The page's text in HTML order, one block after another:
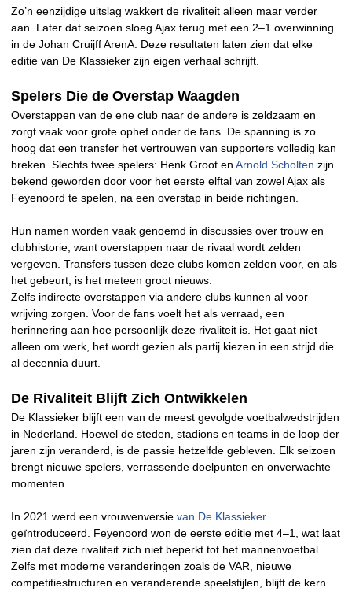
Zo’n eenzijdige uitslag wakkert de rivaliteit alleen maar verder
aan. Later dat seizoen sloeg Ajax terug met een 2–1 overwinning
in de Johan Cruijff ArenA. Deze resultaten laten zien dat elke
editie van De Klassieker zijn eigen verhaal schrijft.
Spelers Die de Overstap Waagden
Overstappen van de ene club naar de andere is zeldzaam en
zorgt vaak voor grote ophef onder de fans. De spanning is zo
hoog dat een transfer het vertrouwen van supporters volledig kan
breken. Slechts twee spelers: Henk Groot en Arnold Scholten zijn
bekend geworden door voor het eerste elftal van zowel Ajax als
Feyenoord te spelen, na een overstap in beide richtingen.
Hun namen worden vaak genoemd in discussies over trouw en
clubhistorie, want overstappen naar de rivaal wordt zelden
vergeven. Transfers tussen deze clubs komen zelden voor, en als
het gebeurt, is het meteen groot nieuws.
Zelfs indirecte overstappen via andere clubs kunnen al voor
wrijving zorgen. Voor de fans voelt het als verraad, een
herinnering aan hoe persoonlijk deze rivaliteit is. Het gaat niet
alleen om werk, het wordt gezien als partij kiezen in een strijd die
al decennia duurt.
De Rivaliteit Blijft Zich Ontwikkelen
De Klassieker blijft een van de meest gevolgde voetbalwedstrijden
in Nederland. Hoewel de steden, stadions en teams in de loop der
jaren zijn veranderd, is de passie hetzelfde gebleven. Elk seizoen
brengt nieuwe spelers, verrassende doelpunten en onverwachte
momenten.
In 2021 werd een vrouwenversie van De Klassieker
geïntroduceerd. Feyenoord won de eerste editie met 4–1, wat laat
zien dat deze rivaliteit zich niet beperkt tot het mannenvoetbal.
Zelfs met moderne veranderingen zoals de VAR, nieuwe
competitiestructuren en veranderende speelstijlen, blijft de kern